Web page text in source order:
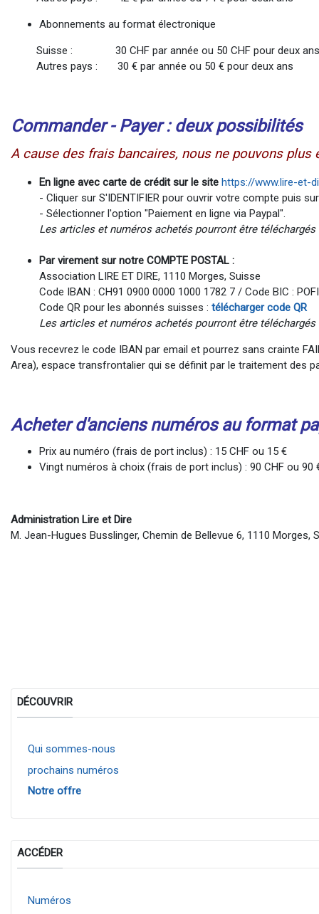
Abonnements au format électronique
Suisse : 30 CHF par année ou 50 CHF pour deux ans
Autres pays : 30 € par année ou 50 € pour deux ans
Commander - Payer : deux possibilités
A cause des frais bancaires, nous ne pouvons
En ligne avec carte de crédit sur le site https://www.lire-et-
- Cliquer sur S'IDENTIFIER pour ouvrir votre compte puis
- Sélectionner l'option "Paiement en ligne via Paypal".
Les articles et numéros achetés pourront être
Par virement sur notre COMPTE POSTAL :
Association LIRE ET DIRE, 1110 Morges, Suisse
Code IBAN : CH91 0900 0000 1000 1782 7 / Code BIC :
Code QR pour les abonnés suisses : télécharger code QR
Les articles et numéros achetés pourront être téléchargés
Vous recevrez le code IBAN par email et pourrez sans crainte
Area), espace transfrontalier qui se définit par le traitement des
Acheter d'anciens numéros au format
Prix au numéro (frais de port inclus) : 15 CHF ou 15 €
Vingt numéros à choix (frais de port inclus) : 90 CHF ou 90
Administration Lire et Dire
M. Jean-Hugues Busslinger, Chemin de Bellevue 6, 1110 Morges,
DÉCOUVRIR
Qui sommes-nous
prochains numéros
Notre offre
ACCÉDER
Numéros